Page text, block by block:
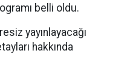
belli oldu.
yayınlayacağı
hakkında